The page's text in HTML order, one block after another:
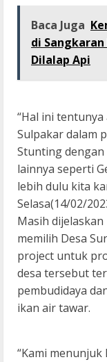
Baca Juga
di
Dilalap Api
“Hal ini
Sulpakar dalam
Stunting
lainnya seperti
lebih dulu kita
Selasa(14/02/
Masih
memilih Desa
project untuk
desa tersebut
pembudidaya
ikan air tawar.
“Kami menunjuk